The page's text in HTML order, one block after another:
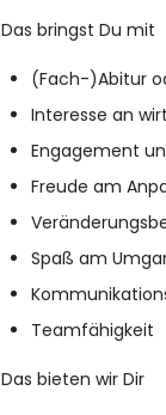
Das bringst Du mit
(Fach-)Abitur
Interesse an
Engagement
Freude am
Spaß am
Teamfähigkeit
Das bieten wir Dir